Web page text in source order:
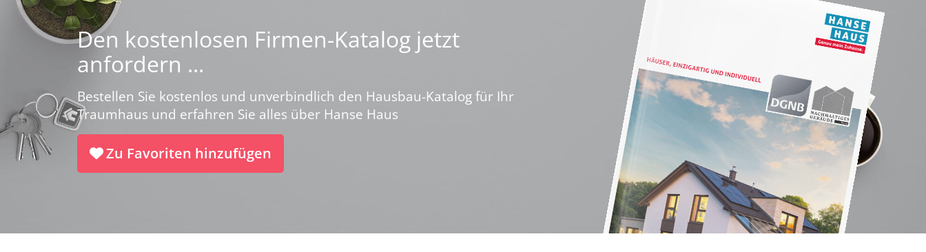
Den kostenlosen Firmen-Katalog jetzt
anfordern ...
Bestellen Sie kostenlos und unverbindlich den Hausbau-Katalog für Ihr
Traumhaus und erfahren Sie alles über Hanse Haus
Zu Favoriten hinzufügen